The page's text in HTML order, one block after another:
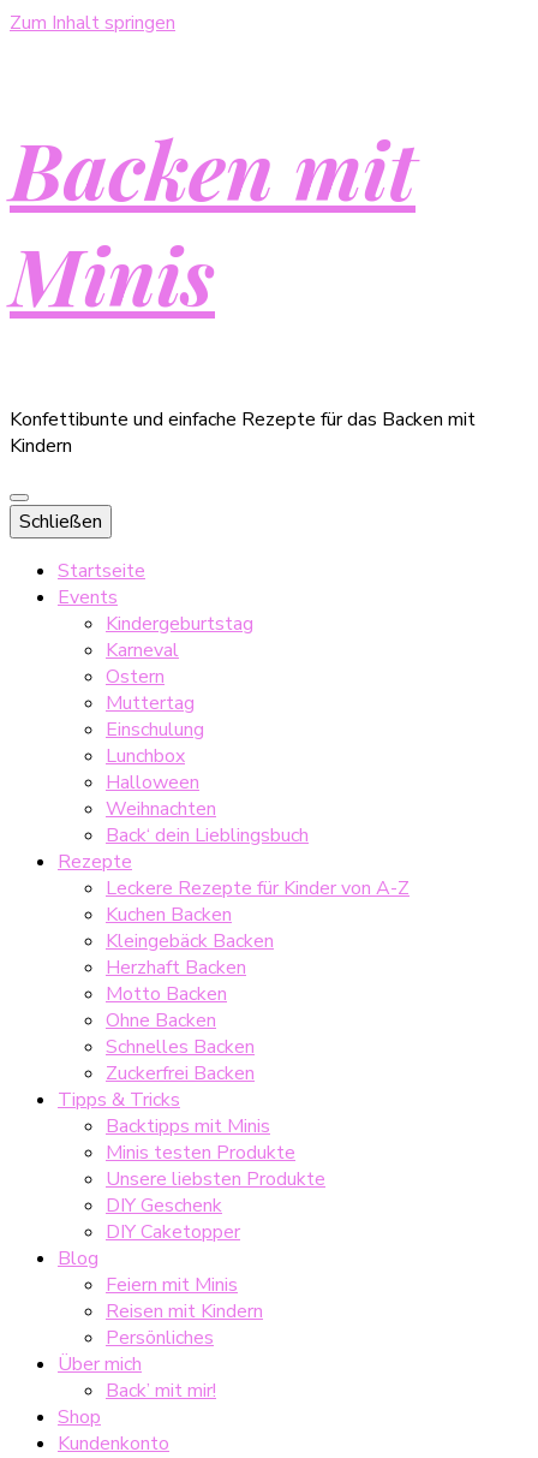
Zum Inhalt springen
Backen mit
Minis
Konfettibunte und einfache Rezepte für das Backen mit
Kindern
Schließen
Startseite
Events
Kindergeburtstag
Karneval
Ostern
Muttertag
Einschulung
Lunchbox
Halloween
Weihnachten
Back‘ dein Lieblingsbuch
Rezepte
Leckere Rezepte für Kinder von A-Z
Kuchen Backen
Kleingebäck Backen
Herzhaft Backen
Motto Backen
Ohne Backen
Schnelles Backen
Zuckerfrei Backen
Tipps & Tricks
Backtipps mit Minis
Minis testen Produkte
Unsere liebsten Produkte
DIY Geschenk
DIY Caketopper
Blog
Feiern mit Minis
Reisen mit Kindern
Persönliches
Über mich
Back’ mit mir!
Shop
Kundenkonto